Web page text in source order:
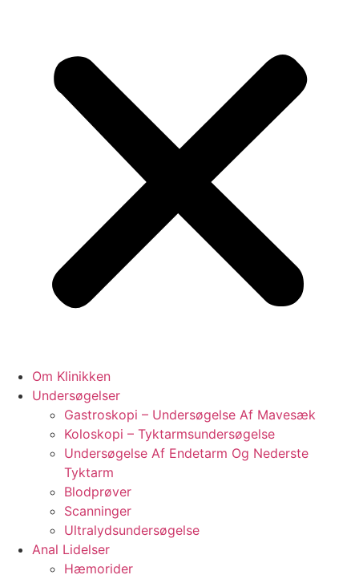
Om Klinikken
Undersøgelser
Gastroskopi – Undersøgelse Af Mavesæk
Koloskopi – Tyktarmsundersøgelse
Undersøgelse Af Endetarm Og Nederste
Tyktarm
Blodprøver
Scanninger
Ultralydsundersøgelse
Anal Lidelser
Hæmorider